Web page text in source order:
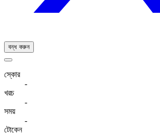
বন্ধ করুন
স্কোর
-
খরচ
-
সময়
-
টোকেন